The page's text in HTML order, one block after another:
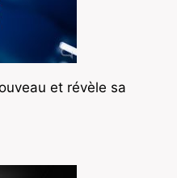
et révèle sa